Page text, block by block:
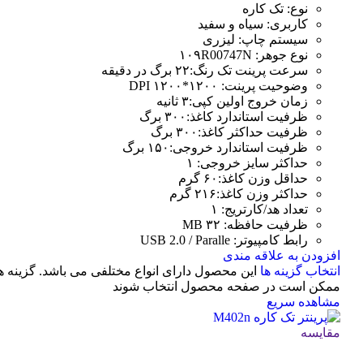
نوع: تک کاره
کاربری: سیاه و سفید
سیستم چاپ: لیزری
نوع جوهر: ۱۰۹R00747N
سرعت پرینت تک رنگ:۲۲ برگ در دقیقه
وضوحیت پرینت: ۱۲۰۰*۱۲۰۰ DPI
زمان خروج اولین کپی:۳ ثانیه
ظرفیت استاندارد کاغذ:۳۰۰ برگ
ظرفیت حداکثر کاغذ:۳۰۰ برگ
ظرفیت استاندارد خروجی:۱۵۰ برگ
حداکثر سایز خروجی: ۱
حداقل وزن کاغذ:۶۰ گرم
حداکثر وزن کاغذ:۲۱۶ گرم
تعداد هد/کارتریج: ۱
ظرفیت حافظه: ۳۲ MB
رابط کامپیوتر: USB 2.0 / Paralle
افزودن به علاقه مندی
انتخاب گزینه ها این محصول دارای انواع مختلفی می باشد. گزینه
ممکن است در صفحه محصول انتخاب شوند
مشاهده سریع
مقایسه